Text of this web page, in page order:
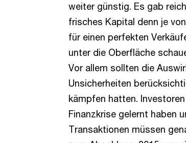
weiter günstig. Es gab
frisches Kapital denn je
für einen perfekten
unter die Oberfläche
Vor allem sollten die
Unsicherheiten
kämpfen hatten.
Finanzkrise gelernt haben
Transaktionen müssen